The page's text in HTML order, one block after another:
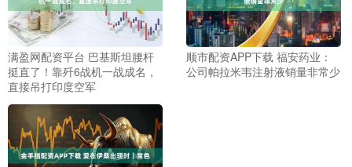
满盈网配资平台 巴基斯坦腰杆
挺直了！靠歼6战机一战成名，
直接吊打印度空军
顺市配资APP下载 福安药业：
公司帕拉米韦注射液销量非常少